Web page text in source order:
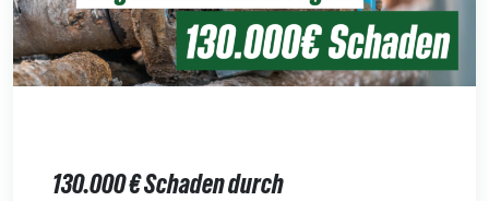
130.000 € Schaden durch